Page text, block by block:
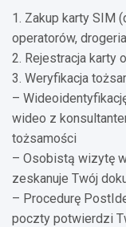
1. Zakup karty SIM
operatorów,
2. Rejestracja karty
3. Weryfikacja
–
wideo z
tożsamości
– Osobistą wizytę
zeskanuje Twój
– Procedurę
poczty potwierdzi